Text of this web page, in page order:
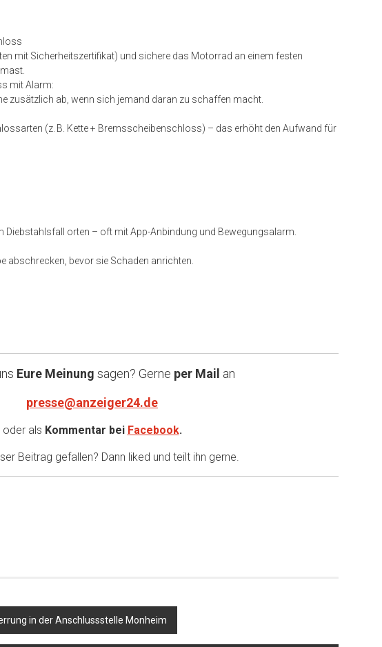
mit Sicherheitszertifikat) und sichere das Motorrad an einem festen
mit Alarm:
zusätzlich ab, wenn sich jemand daran zu schaffen macht.
(z. B. Kette + Bremsscheibenschloss) – das erhöht den Aufwand für
orten – oft mit App-Anbindung und Bewegungsalarm.
abschrecken, bevor sie Schaden anrichten.
Eure Meinung sagen? Gerne per Mail an
presse@anzeiger24.de
oder als Kommentar bei Facebook.
Beitrag gefallen? Dann liked und teilt ihn gerne.
in der Anschlussstelle Monheim